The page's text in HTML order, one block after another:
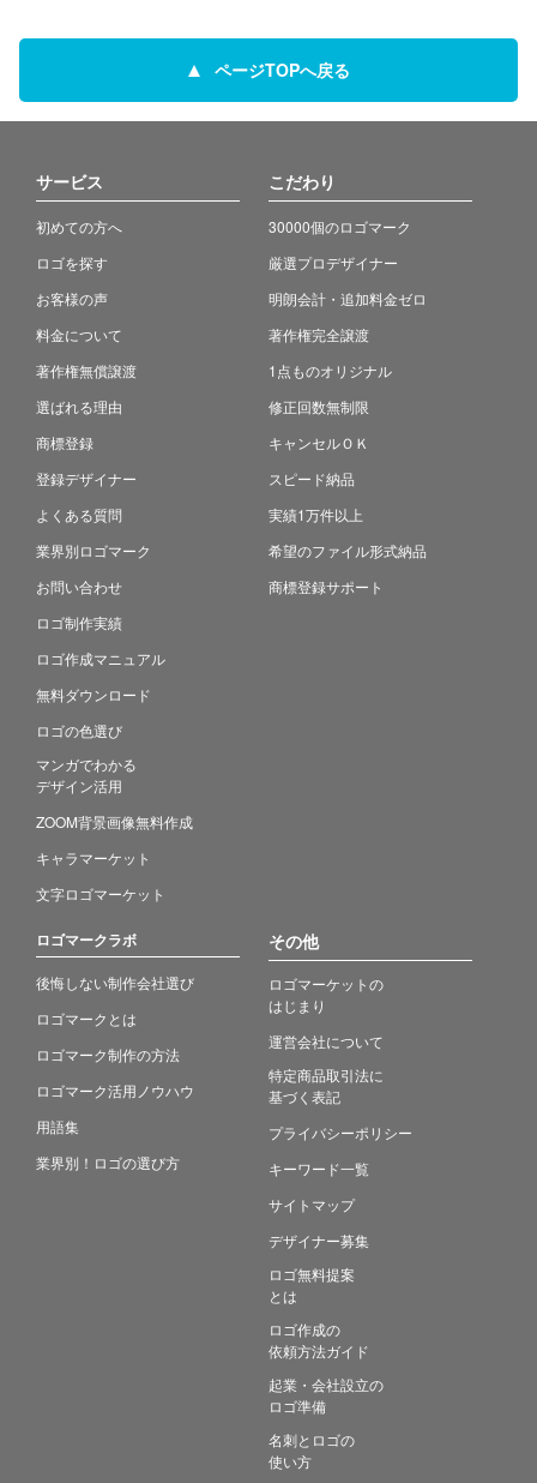
ページTOPへ戻る
サービス
初めての方へ
ロゴを探す
お客様の声
料金について
著作権無償譲渡
選ばれる理由
商標登録
登録デザイナー
よくある質問
業界別ロゴマーク
お問い合わせ
ロゴ制作実績
ロゴ作成マニュアル
無料ダウンロード
ロゴの色選び
マンガでわかる
デザイン活用
ZOOM背景画像無料作成
キャラマーケット
文字ロゴマーケット
こだわり
30000個のロゴマーク
厳選プロデザイナー
明朗会計・追加料金ゼロ
著作権完全譲渡
1点ものオリジナル
修正回数無制限
キャンセルＯＫ
スピード納品
実績1万件以上
希望のファイル形式納品
商標登録サポート
ロゴマークラボ
後悔しない制作会社選び
ロゴマークとは
ロゴマーク制作の方法
ロゴマーク活用ノウハウ
用語集
業界別！ロゴの選び方
その他
ロゴマーケットの
はじまり
運営会社について
特定商品取引法に
基づく表記
プライバシーポリシー
キーワード一覧
サイトマップ
デザイナー募集
ロゴ無料提案
とは
ロゴ作成の
依頼方法ガイド
起業・会社設立の
ロゴ準備
名刺とロゴの
使い方